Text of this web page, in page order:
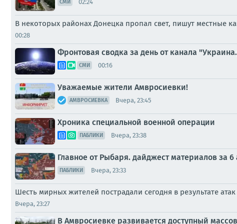
СМИ 02:24
В некоторых районах Донецка пропал свет, пишут местные
00:28
Фронтовая сводка за день от канала
СМИ 00:16
Уважаемые жители Амвросиевки!
АМВРОСИЕВКА Вчера, 23:45
Хроника специальной военной операции
ПАБЛИКИ Вчера, 23:38
Главное от Рыбаря. дайджест материалов за 6
ПАБЛИКИ Вчера, 23:33
Шесть мирных жителей пострадали сегодня в результате
Вчера, 23:27
В Амвросиевке развивается доступный